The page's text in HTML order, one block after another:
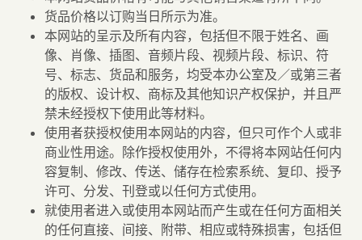
货品价格以订购当日所示为准。
本网站的呈示及所有内容，包括但不限于姓名、画
像、肖像、插图、音频片段、视频片段、标识、符
号、标志、货品和服务，均受本办公室及／或第三者
的版权、设计权、商标及其他知识产权保护，并且严
禁未经授权下使用此等材料。
使用者获授权使用本网站的内容，但只可作个人或非
商业性用途。除作授权使用外，不得将本网站任何内
容复制、修改、传送、储存在检索系统、复印、授予
许可、分发、刊登或以任何方式使用。
就使用者进入或使用本网站而产生或在任何方面相关
的任何直接、间接、附带、相应或特殊损害，包括但